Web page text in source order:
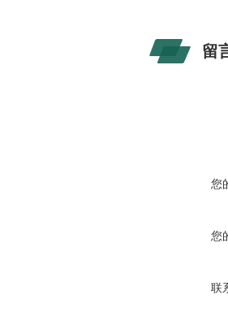
留
您
您
联